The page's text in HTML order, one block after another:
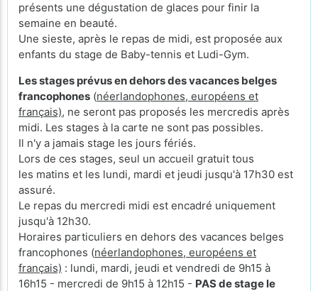
présents une dégustation de glaces pour finir la
semaine en beauté.
Une sieste, après le repas de midi, est proposée aux
enfants du stage de Baby-tennis et Ludi-Gym.
Les stages prévus en dehors des vacances belges
francophones (néerlandophones, européens et
français), ne seront pas proposés les mercredis après
midi. Les stages à la carte ne sont pas possibles.
Il n'y a jamais stage les jours fériés.
Lors de ces stages, seul un accueil gratuit tous
les matins et les lundi, mardi et jeudi jusqu'à 17h30 est
assuré.
Le repas du mercredi midi est encadré uniquement
jusqu'à 12h30.
Horaires particuliers en dehors des vacances belges
francophones (néerlandophones, européens et
français) : lundi, mardi, jeudi et vendredi de 9h15 à
16h15 - mercredi de 9h15 à 12h15 - PAS de stage le